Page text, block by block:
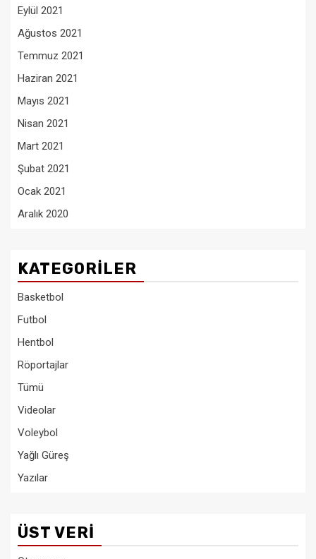
Eylül 2021
Ağustos 2021
Temmuz 2021
Haziran 2021
Mayıs 2021
Nisan 2021
Mart 2021
Şubat 2021
Ocak 2021
Aralık 2020
KATEGORILER
Basketbol
Futbol
Hentbol
Röportajlar
Tümü
Videolar
Voleybol
Yağlı Güreş
Yazılar
ÜST VERI